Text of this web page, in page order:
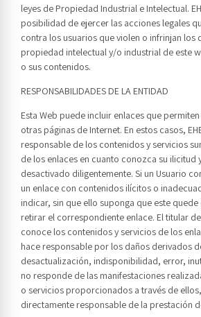
leyes de Propiedad Industrial e Intelectual.
posibilidad de ejercer las acciones legales
contra los usuarios que violen o infrinjan los
propiedad intelectual y/o industrial de este
o sus contenidos.
RESPONSABILIDADES DE LA ENTIDAD
Esta Web puede incluir enlaces que
otras páginas de Internet. En estos casos,
responsable de los contenidos y servicios
de los enlaces en cuanto conozca su ilicitud
desactivado diligentemente. Si un Usuario
un enlace con contenidos ilícitos o
indicar, sin que ello suponga que este
retirar el correspondiente enlace. El titular
conoce los contenidos y servicios de los
hace responsable por los daños derivados
desactualización, indisponibilidad, error,
no responde de las manifestaciones
o servicios proporcionados a través de
directamente responsable de la prestación